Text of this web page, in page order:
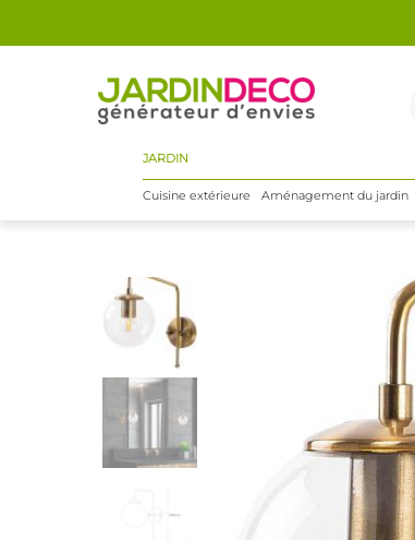
JARDIN
Cuisine extérieure Aménagement du jardin